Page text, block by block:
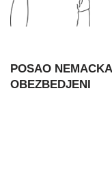
POSAO
OBEZBEDJENI